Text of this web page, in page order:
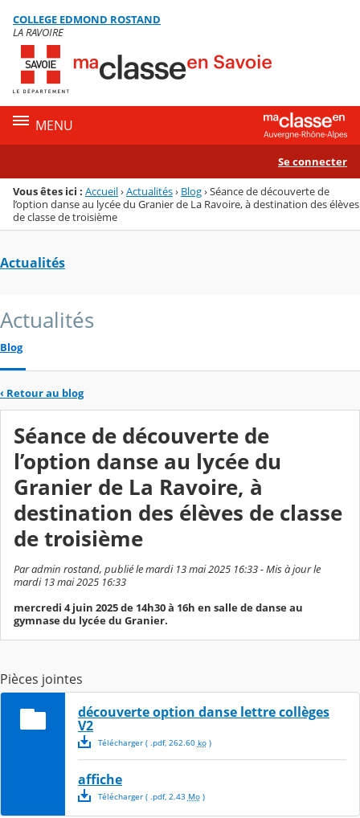
Menu de la rubrique
Contenu
COLLEGE EDMOND ROSTAND
LA RAVOIRE
MENU
Se connecter
Vous êtes ici : Accueil›Actualités› Blog›Séance de découverte de
l’option danse au lycée du Granier de La Ravoire, à destination des élèves
de classe de troisième
Actualités
Actualités
Blog
‹ Retour au blog
Séance de découverte de
l’option danse au lycée du
Granier de La Ravoire, à
destination des élèves de classe
de troisième
Par admin rostand, publié le mardi 13 mai 2025 16:33 - Mis à jour le
mardi 13 mai 2025 16:33
mercredi 4 juin 2025 de 14h30 à 16h en salle de danse au
gymnase du lycée du Granier.
Pièces jointes
découverte option danse lettre collèges
V2
Télécharger( .pdf, 262.60 ko)
affiche
Télécharger( .pdf, 2.43 Mo)